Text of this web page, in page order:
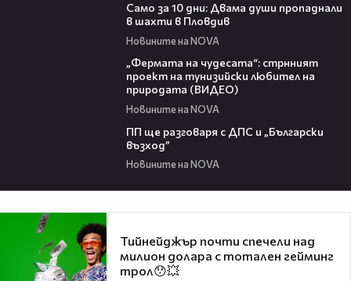
Само за 10 дни: Двама души пропаднали
в шахти в Пловдив
Новините на NOVA
„Фермата на чудесата“: стрнният
проект на тунизийски любител на
природата (ВИДЕО)
Новините на NOVA
ПП ще разговаря с ДПС и „Български
възход”
Новините на NOVA
Тийнейджър почти спечели над
милион долара с тотален гейминг
трол😯💥